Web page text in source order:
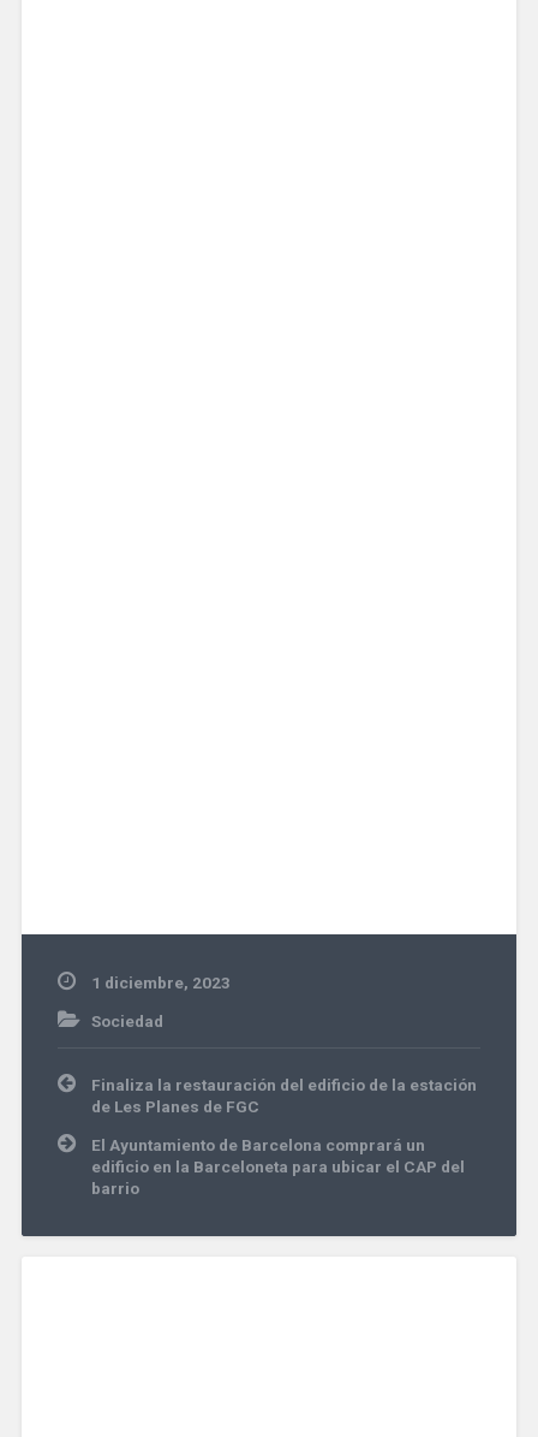
1 diciembre, 2023
Sociedad
Navegación
de
entradas
Finaliza la restauración del edificio de la estación
de Les Planes de FGC
El Ayuntamiento de Barcelona comprará un
edificio en la Barceloneta para ubicar el CAP del
barrio